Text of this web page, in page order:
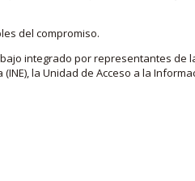
del compromiso.
integrado por representantes de
la Unidad de Acceso a la